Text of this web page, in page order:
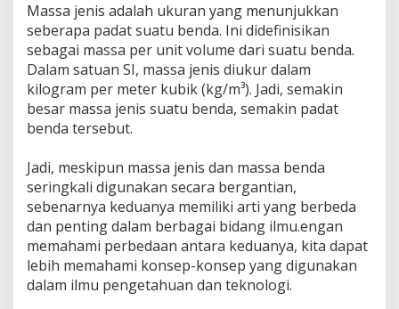
Massa jenis adalah ukuran yang menunjukkan
seberapa padat suatu benda. Ini didefinisikan
sebagai massa per unit volume dari suatu benda.
Dalam satuan SI, massa jenis diukur dalam
kilogram per meter kubik (kg/m³). Jadi, semakin
besar massa jenis suatu benda, semakin padat
benda tersebut.
Jadi, meskipun massa jenis dan massa benda
seringkali digunakan secara bergantian,
sebenarnya keduanya memiliki arti yang berbeda
dan penting dalam berbagai bidang ilmu.engan
memahami perbedaan antara keduanya, kita dapat
lebih memahami konsep-konsep yang digunakan
dalam ilmu pengetahuan dan teknologi.